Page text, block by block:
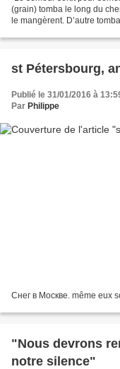
(grain) tomba le long du
le mangèrent. D’autre
st Pétersbourg,
Publié le 31/01/2016 à
Par Philippe
Снег в Москве. même eux
"Nous devrons
notre silence"